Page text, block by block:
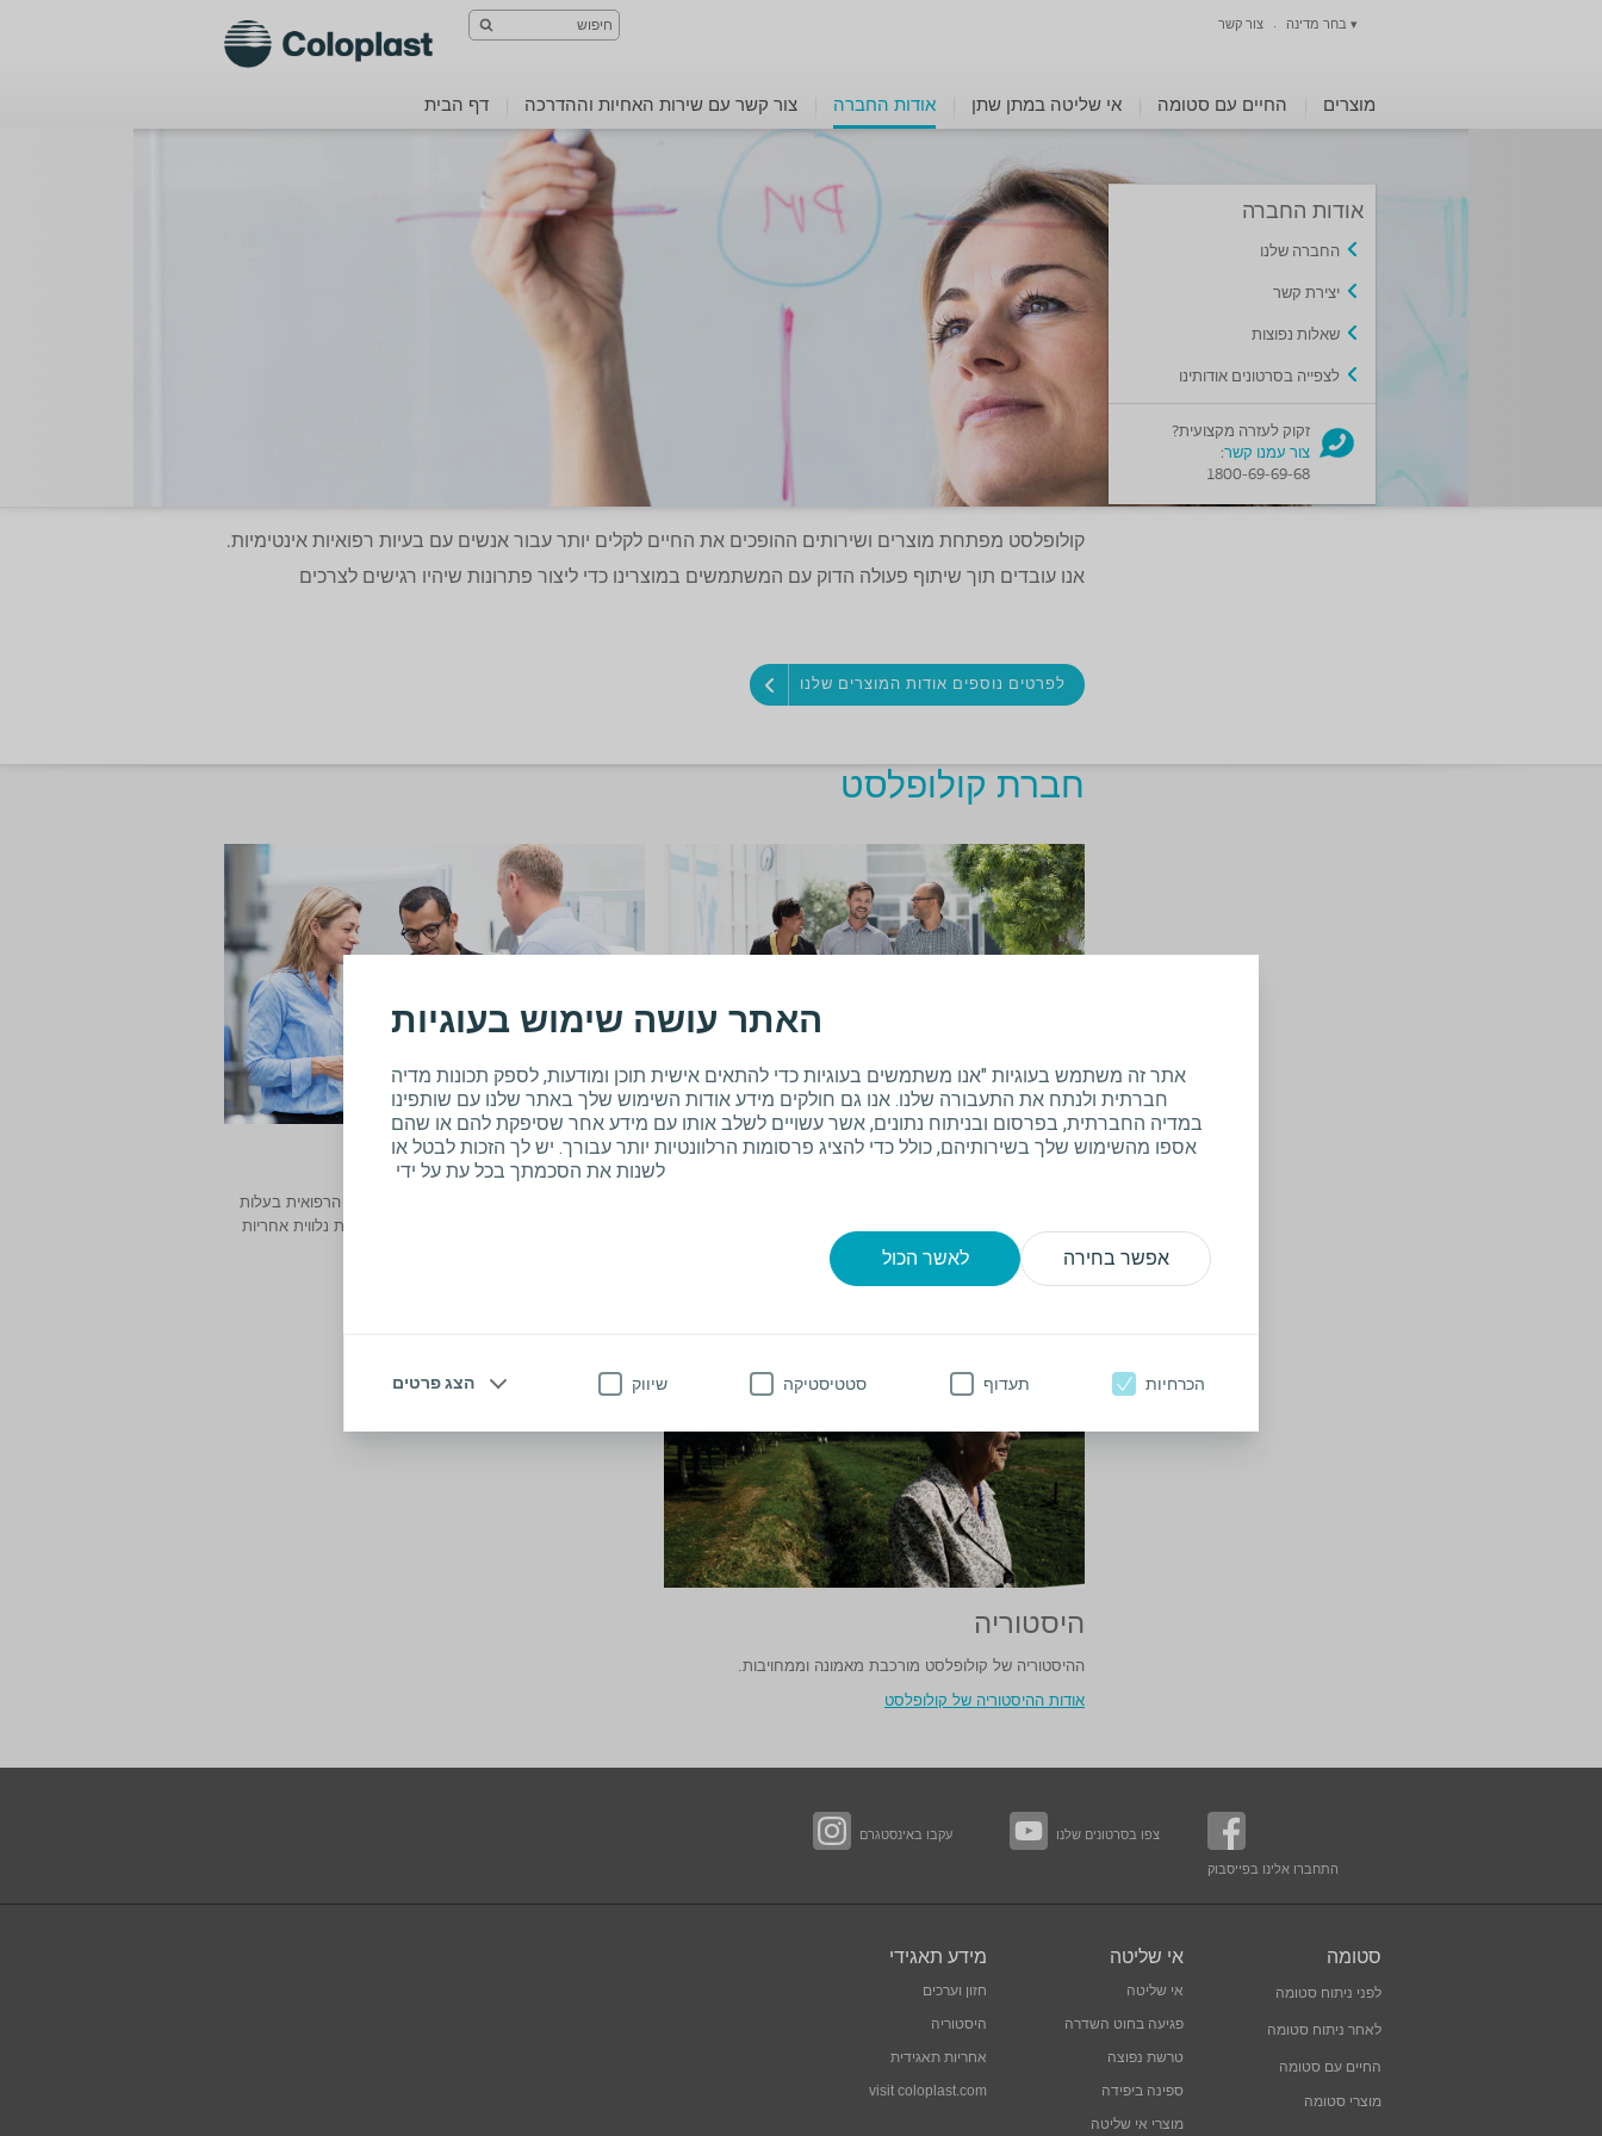
האתר עושה שימוש בעוגיות
אתר זה משתמש בעוגיות "אנו משתמשים בעוגיות כדי להתאים אישית תוכן ומודעות, לספק תכונות מדיה
חברתית ולנתח את התעבורה שלנו. אנו גם חולקים מידע אודות השימוש שלך באתר שלנו עם שותפינו
במדיה החברתית, בפרסום ובניתוח נתונים, אשר עשויים לשלב אותו עם מידע אחר שסיפקת להם או שהם
אספו מהשימוש שלך בשירותיהם, כולל כדי להציג פרסומות הרלוונטיות יותר עבורך. יש לך הזכות לבטל או
לשנות את הסכמתך בכל עת על ידי
אפשר בחירה לאשר הכול
הכרחיות תעדוף סטטיסטיקה שיווק הצג פרטים
סגור בחר שפה
צור קשר בחר מדינה ▾
מוצרים החיים עם סטומה אי שליטה במתן שתן אודות החברה צור קשר עם שירות האחיות וההדרכה דף הבית
אודות החברה
החברה שלנו
יצירת קשר
שאלות נפוצות
לצפייה בסרטונים אודותינו
זקוק לעזרה מקצועית?
צור עמנו קשר:
1800-69-69-68
קולופלסט מפתחת מוצרים ושירותים ההופכים את החיים לקלים יותר עבור אנשים עם בעיות רפואיות אינטימיות.
אנו עובדים תוך שיתוף פעולה הדוק עם המשתמשים במוצרינו כדי ליצור פתרונות שיהיו רגישים לצרכים
לפרטים נוספים אודות המוצרים שלנו
חברת קולופלסט
אחריות תאגידית
אנו מחויבים להישאר אחת מחברות הטכנולוגיה הרפואית בעלות
הביצועים הטובים ביותר בעולם. לשאיפות גבוהות נלווית אחריות
חזון וערכים
חזון וערכים
היסטוריה
ההיסטוריה של קולופלסט מורכבת מאמונה וממחויבות.
אודות ההיסטוריה של קולופלסט
התחברו אלינו בפייסבוק
צפו בסרטונים שלנו עקבו באינסטגרם
סטומה
לפני ניתוח סטומה
לאחר ניתוח סטומה
החיים עם סטומה
מוצרי סטומה
אי שליטה
אי שליטה
פגיעה בחוט השדרה
טרשת נפוצה
ספינה ביפידה
מוצרי אי שליטה
מידע תאגידי
חזון וערכים
היסטוריה
אחריות תאגידית
visit coloplast.com